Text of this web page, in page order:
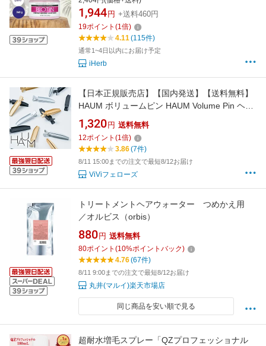
カルズ 切れ毛 ビタミンE アーモンドオイル
340g
1,944 円 +送料460円
19ポイント (1倍)
4.11(115件)
通常1~4日以内にお届け予定
iHerb
【日本正規販売店】【国内発送】【送料無料】
HAUM ボリュームピン HAUM Volume Pin ヘア
セット ヘアスタイル 韓国 韓国コスメ 前髪
4562281091000
1,320 円 送料無料
12ポイント (1倍)
3.86(7件)
8/11 15:00までの注文で最短8/12お届け
ViViフェローズ
トリートメントヘアウォーター つめかえ用
／オルビス（orbis）
880 円 送料無料
80ポイント (10%ポイントバック)
4.76(67件)
8/11 9:00までの注文で最短8/12お届け
丸井(マルイ)楽天市場店
同じ商品を安い順で見る
超耐水増毛スプレー「QZプロフェッショナル